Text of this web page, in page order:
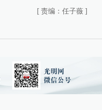
[ 责编：任子薇 ]